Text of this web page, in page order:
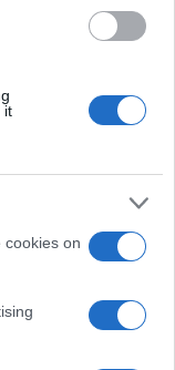
it
cookies on
è